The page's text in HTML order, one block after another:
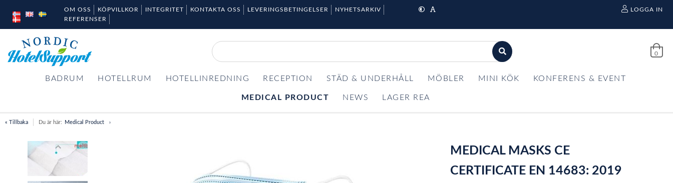
OM OSS KÖPVILLKOR INTEGRITET KONTAKTA OSS LEVERINGSBETINGELSER
NYHETSARKIV
REFERENSER
LOGGA IN
0
BADRUM HOTELLRUM HOTELLINREDNING RECEPTION STÄD & UNDERHÅLL MÖBLER MINI KÖK KONFERENS & EVENT
MEDICAL PRODUCT NEWS LAGER REA
« Tillbaka Du är här: Medical Product
MEDICAL MASKS CE
CERTIFICATE EN 14683: 2019